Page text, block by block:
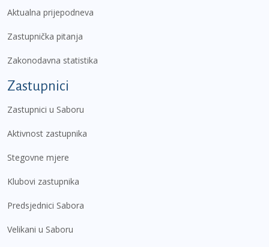
Aktualna prijepodneva
Zastupnička pitanja
Zakonodavna statistika
Zastupnici
Zastupnici u Saboru
Aktivnost zastupnika
Stegovne mjere
Klubovi zastupnika
Predsjednici Sabora
Velikani u Saboru